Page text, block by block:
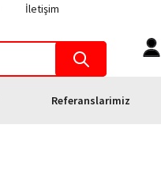
İletişim
Referanslarimiz